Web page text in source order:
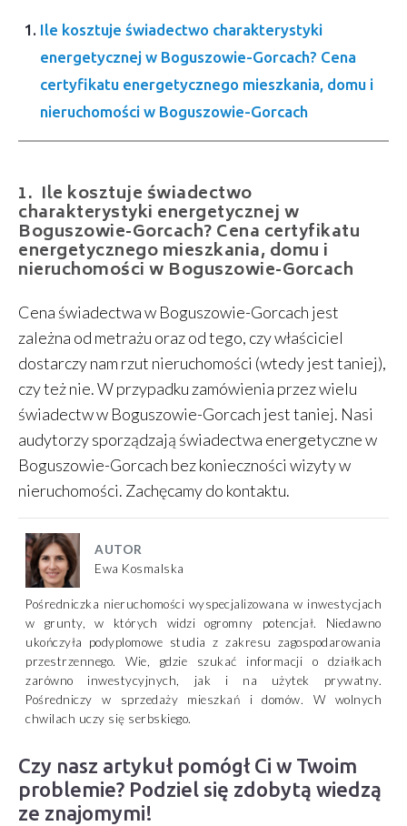
Ile kosztuje świadectwo charakterystyki
energetycznej w Boguszowie-Gorcach? Cena
certyfikatu energetycznego mieszkania, domu i
nieruchomości w Boguszowie-Gorcach
Ile kosztuje świadectwo
charakterystyki energetycznej w
Boguszowie-Gorcach? Cena certyfikatu
energetycznego mieszkania, domu i
nieruchomości w Boguszowie-Gorcach
Cena świadectwa w Boguszowie-Gorcach jest
zależna od metrażu oraz od tego, czy właściciel
dostarczy nam rzut nieruchomości (wtedy jest taniej),
czy też nie. W przypadku zamówienia przez wielu
świadectw w Boguszowie-Gorcach jest taniej. Nasi
audytorzy sporządzają świadectwa energetyczne w
Boguszowie-Gorcach bez konieczności wizyty w
nieruchomości. Zachęcamy do kontaktu.
AUTOR
Ewa Kosmalska
Pośredniczka nieruchomości wyspecjalizowana w inwestycjach
w grunty, w których widzi ogromny potencjał. Niedawno
ukończyła podyplomowe studia z zakresu zagospodarowania
przestrzennego. Wie, gdzie szukać informacji o działkach
zarówno inwestycyjnych, jak i na użytek prywatny.
Pośredniczy w sprzedaży mieszkań i domów. W wolnych
chwilach uczy się serbskiego.
Czy nasz artykuł pomógł Ci w Twoim
problemie? Podziel się zdobytą wiedzą
ze znajomymi!